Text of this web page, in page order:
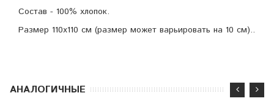
Состав - 100% хлопок.
Размер 110х110 см (размер может варьировать на 10 см)..
АНАЛОГИЧНЫЕ